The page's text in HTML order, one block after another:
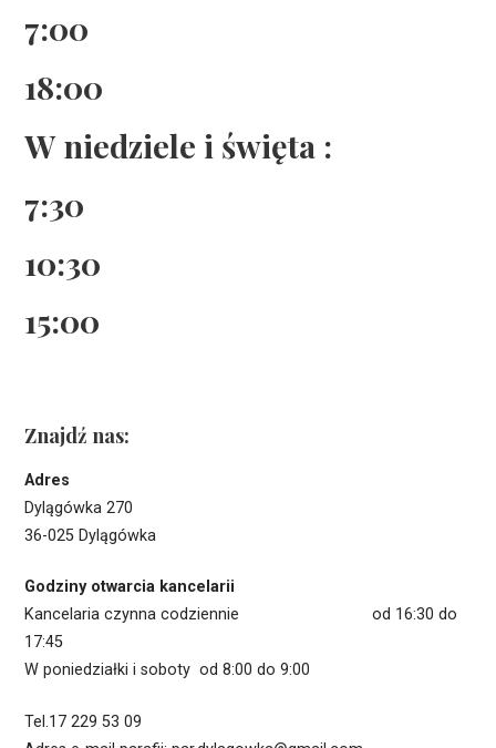
7:00
18:00
W niedziele i święta :
7:30
10:30
15:00
Znajdź nas:
Adres
Dylągówka 270
36-025 Dylągówka
Godziny otwarcia kancelarii
Kancelaria czynna codziennie od 16:30 do
17:45
W poniedziałki i soboty od 8:00 do 9:00
Tel.17 229 53 09